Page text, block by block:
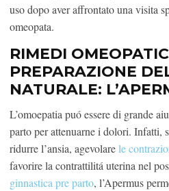
uso dopo aver affrontato una visita
omeopata.
RIMEDI
PREPARAZIONE
NATURALE:
L’omoepatia puó essere di grande
parto per attenuarne i dolori. Infatti,
ridurre l’ansia, agevolarele
favorire la contrattilitá uterina nel
ginnastica pre parto, l’Apermus